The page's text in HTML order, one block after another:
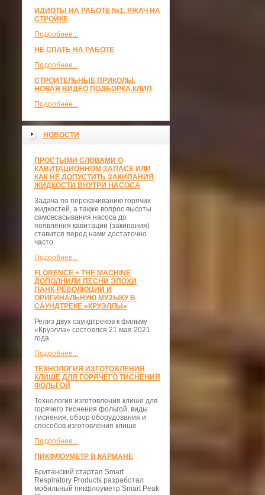
ИДИОТЫ НА РАБОТЕ №1. РЖАЧ НА
СТРОЙКЕ
Подробнее...
НЕ СПАТЬ НА РАБОТЕ
Подробнее...
СТРОИТЕЛЬНЫЕ ПРИКОЛЫ.
НОВАЯ ВИДЕО ПОДБОРКА.КЛИП
Подробнее...
НОВОСТИ
ПРОСТЫМИ СЛОВАМИ О
КАВИТАЦИОННОМ ЗАПАСЕ ИЛИ
КАК НЕ ДОПУСТИТЬ ЗАКИПАНИЯ
ЖИДКОСТИ ВНУТРИ НАСОСА
Задача по перекачиванию горячих
жидкостей, а также вопрос высоты
самовсасывания насоса до
появления кавитации (закипания)
ставится перед нами достаточно
часто.
Подробнее...
FLORENCE + THE MACHINE
ДОПОЛНИЛИ ПЕСНИ ЭПОХИ
ПАНК-РЕВОЛЮЦИИ И
ОРИГИНАЛЬНУЮ МУЗЫКУ В
САУНДТРЕКЕ «КРУЭЛЛЫ»
Релиз двух саундтреков к фильму
«Круэлла» состоялся 21 мая 2021
года.
Подробнее...
ТЕХНОЛОГИЯ ИЗГОТОВЛЕНИЯ
КЛИШЕ ДЛЯ ГОРЯЧЕГО ТИСНЕНИЯ
ФОЛЬГОЙ
Технология изготовления клише для
горячего тиснения фольгой, виды
тиснения, обзор оборудования и
способов изготовления клише
Подробнее...
ПИКФЛОУМЕТР В КАРМАНЕ
Британский стартап Smart
Respiratory Products разработал
мобильный пикфлоуметр Smart Peak